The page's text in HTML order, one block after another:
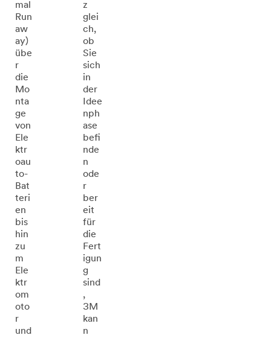
mal
Run
aw
ay)
übe
r
die
Mo
nta
ge
von
Ele
ktr
oau
to-
Bat
teri
en
bis
hin
zu
m
Ele
ktr
om
oto
r
und
z
glei
ch,
ob
Sie
sich
in
der
Idee
nph
ase
befi
nde
n
ode
r
ber
eit
für
die
Fert
igun
g
sind
,
3M
kan
n